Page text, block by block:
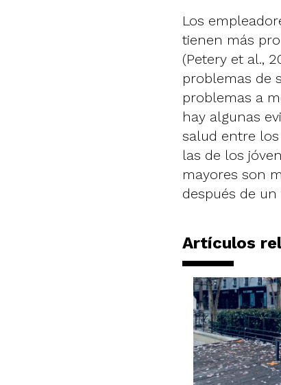
Los
tienen más
(Petery et al.,
problemas de
problemas a
hay algunas
salud entre
las de los
mayores son
después de
Artículos